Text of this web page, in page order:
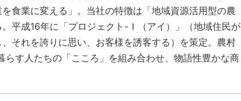
食業に変える」。当社の特徴は「地域資源活用型の農
平成16年に「プロジェクト-Ｉ（アイ）」（地域住民が
それを誇りに思い、お客様を誘客する）を策定。農村
す人たちの「こころ」を組み合わせ、物語性豊かな商